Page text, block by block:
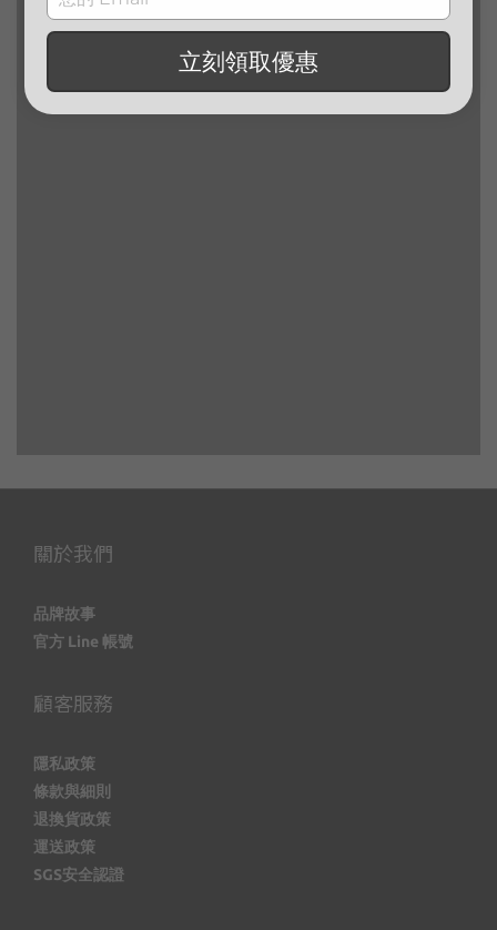
關於我們
品牌故事
官方 Line 帳號
顧客服務
隱私政策
條款與細則
退換貨政策
運送政策
SGS安全認證
your
email
立刻領取優惠